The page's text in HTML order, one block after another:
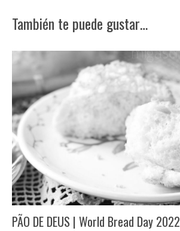
También te puede gustar…
PÃO DE DEUS | World Bread Day 2022